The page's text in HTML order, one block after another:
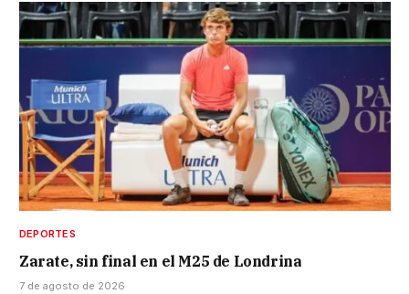
DEPORTES
Zarate, sin final en el M25 de Londrina
7 de agosto de 2026